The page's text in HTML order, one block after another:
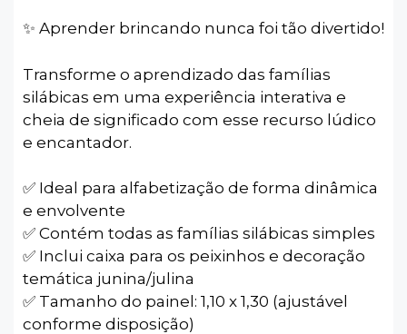
✨ Aprender brincando nunca foi tão divertido!
Transforme o aprendizado das famílias
silábicas em uma experiência interativa e
cheia de significado com esse recurso lúdico
e encantador.
✅ Ideal para alfabetização de forma dinâmica
e envolvente
✅ Contém todas as famílias silábicas simples
✅ Inclui caixa para os peixinhos e decoração
temática junina/julina
✅ Tamanho do painel: 1,10 x 1,30 (ajustável
conforme disposição)